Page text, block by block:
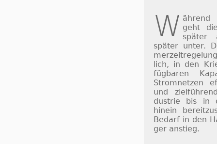
W ährend
geht
später
später unter.
lich, in den
füg­ba­ren
Strom­net­zen
und
dus­trie bis in
hinein
Be­darf in den
ger an­stieg.